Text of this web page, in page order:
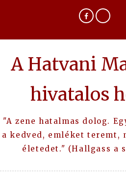
A Hatvani
hivatalos
"A zene hatalmas dolog.
a kedved, emléket teremt,
életedet." (Hallgass a